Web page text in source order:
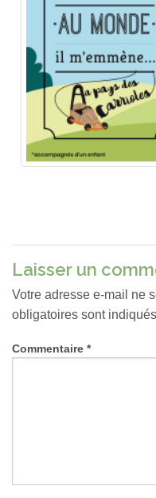
Laisser un
Votre adresse e-mail ne
obligatoires sont
Commentaire *